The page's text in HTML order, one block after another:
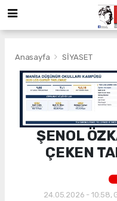
Anasayfa SİYASET
ŞENOL
ÇEKEN
24.05.2026 - 10:58,